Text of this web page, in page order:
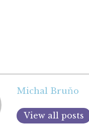
Michal Bruňo
View all posts